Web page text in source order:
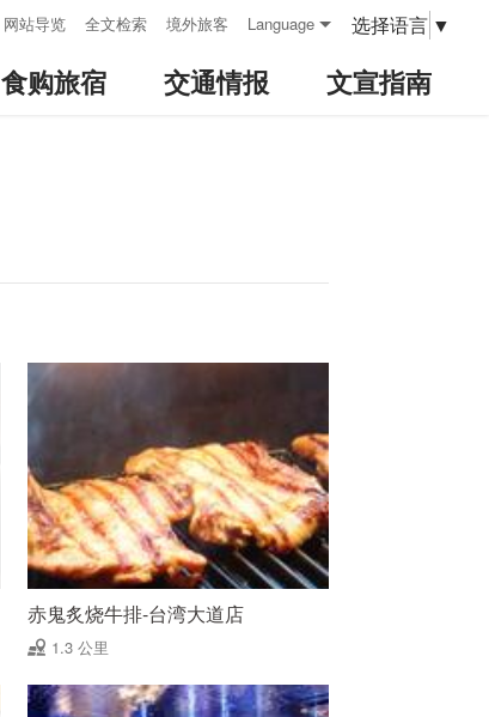
网站导览 全文检索 境外旅客 Language 选择语言 ▼
食购旅宿 交通情报 文宣指南
赤鬼炙烧牛排-台湾大道店
1.3 公里